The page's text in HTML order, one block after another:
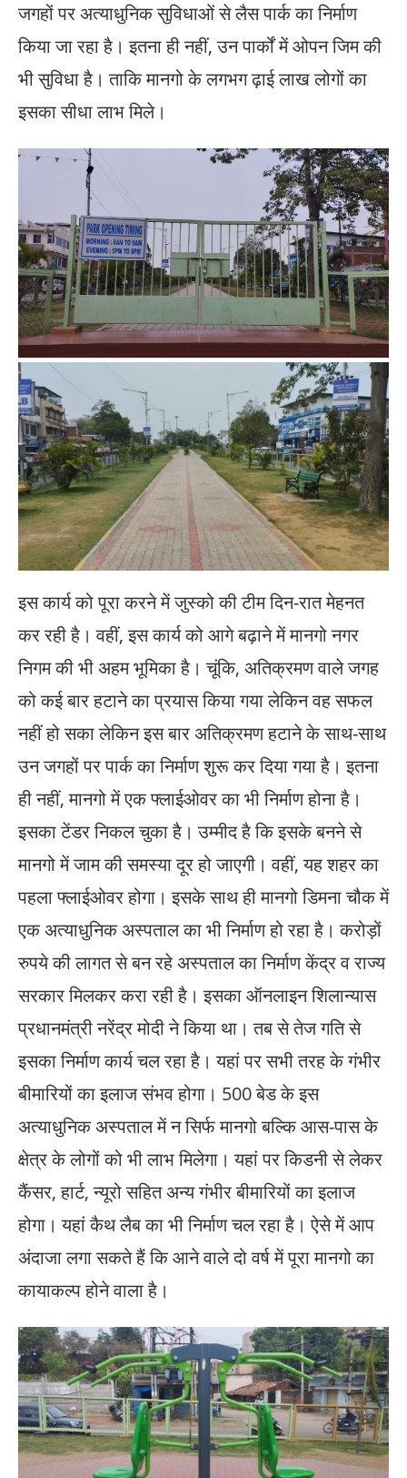
जगहों पर अत्याधुनिक सुविधाओं से लैस पार्क का निर्माण
किया जा रहा है। इतना ही नहीं, उन पार्कों में ओपन जिम की
भी सुविधा है। ताकि मानगो के लगभग ढ़ाई लाख लोगों का
इसका सीधा लाभ मिले।
इस कार्य को पूरा करने में जुस्को की टीम दिन-रात मेहनत
कर रही है। वहीं, इस कार्य को आगे बढ़ाने में मानगो नगर
निगम की भी अहम भूमिका है। चूंकि, अतिक्रमण वाले जगह
को कई बार हटाने का प्रयास किया गया लेकिन वह सफल
नहीं हो सका लेकिन इस बार अतिक्रमण हटाने के साथ-साथ
उन जगहों पर पार्क का निर्माण शुरू कर दिया गया है। इतना
ही नहीं, मानगो में एक फ्लाईओवर का भी निर्माण होना है।
इसका टेंडर निकल चुका है। उम्मीद है कि इसके बनने से
मानगो में जाम की समस्या दूर हो जाएगी। वहीं, यह शहर का
पहला फ्लाईओवर होगा। इसके साथ ही मानगो डिमना चौक में
एक अत्याधुनिक अस्पताल का भी निर्माण हो रहा है। करोड़ों
रुपये की लागत से बन रहे अस्पताल का निर्माण केंद्र व राज्य
सरकार मिलकर करा रही है। इसका ऑनलाइन शिलान्यास
प्रधानमंत्री नरेंद्र मोदी ने किया था। तब से तेज गति से
इसका निर्माण कार्य चल रहा है। यहां पर सभी तरह के गंभीर
बीमारियों का इलाज संभव होगा। 500 बेड के इस
अत्याधुनिक अस्पताल में न सिर्फ मानगो बल्कि आस-पास के
क्षेत्र के लोगों को भी लाभ मिलेगा। यहां पर किडनी से लेकर
कैंसर, हार्ट, न्यूरो सहित अन्य गंभीर बीमारियों का इलाज
होगा। यहां कैथ लैब का भी निर्माण चल रहा है। ऐसे में आप
अंदाजा लगा सकते हैं कि आने वाले दो वर्ष में पूरा मानगो का
कायाकल्प होने वाला है।